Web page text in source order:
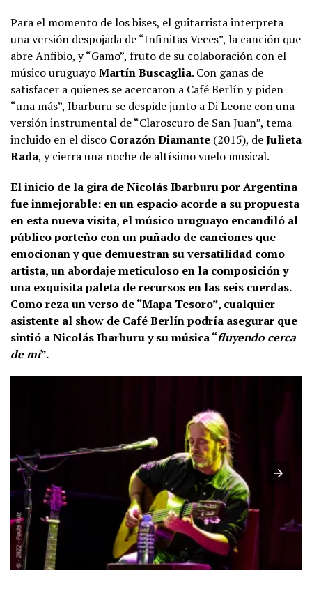
Para el momento de los bises, el guitarrista interpreta
una versión despojada de “Infinitas Veces”, la canción que
abre Anfibio, y “Gamo”, fruto de su colaboración con el
músico uruguayoMartín Buscaglia. Con ganas de
satisfacer a quienes se acercaron a Café Berlín y piden
“una más”, Ibarburu se despide junto a Di Leone con una
versión instrumental de “Claroscuro de San Juan”, tema
incluido en el disco Corazón Diamante (2015), deJulieta
Rada, y cierra una noche de altísimo vuelo musical.
El inicio de la gira de Nicolás Ibarburu por Argentina
fue inmejorable: en un espacio acorde a su propuesta
en esta nueva visita, el músico uruguayo encandiló al
público porteño con un puñado de canciones que
emocionan y que demuestran su versatilidad como
artista, un abordaje meticuloso en la composición y
una exquisita paleta de recursos en las seis cuerdas.
Como reza un verso de “Mapa Tesoro”, cualquier
asistente al show de Café Berlín podría asegurar que
sintió a Nicolás Ibarburu y su música “fluyendo cerca
de mí”.